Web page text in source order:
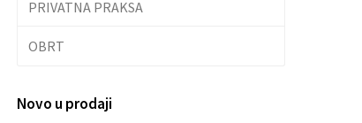
PRIVATNA PRAKSA
OBRT
Novo u prodaji